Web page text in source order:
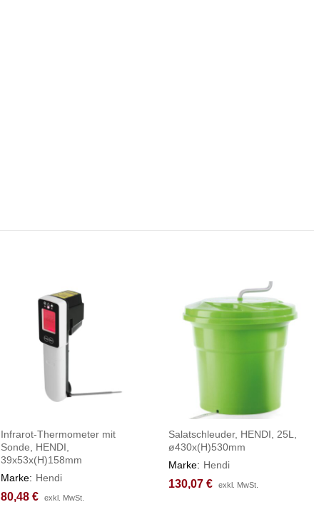
Infrarot-Thermometer mit
Sonde, HENDI,
39x53x(H)158mm
Marke: Hendi
80,48 € exkl. MwSt.
80,48 € exkl. MwSt.
Salatschleuder, HENDI, 25L,
ø430x(H)530mm
Marke: Hendi
130,07 € exkl. MwSt.
130,07 € exkl. MwSt.